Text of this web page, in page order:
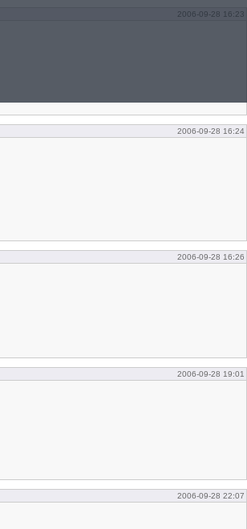
2006-09-28 16:23
2006-09-28 16:24
2006-09-28 16:26
2006-09-28 19:01
2006-09-28 22:07